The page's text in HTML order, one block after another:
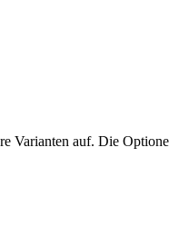
Varianten auf. Die